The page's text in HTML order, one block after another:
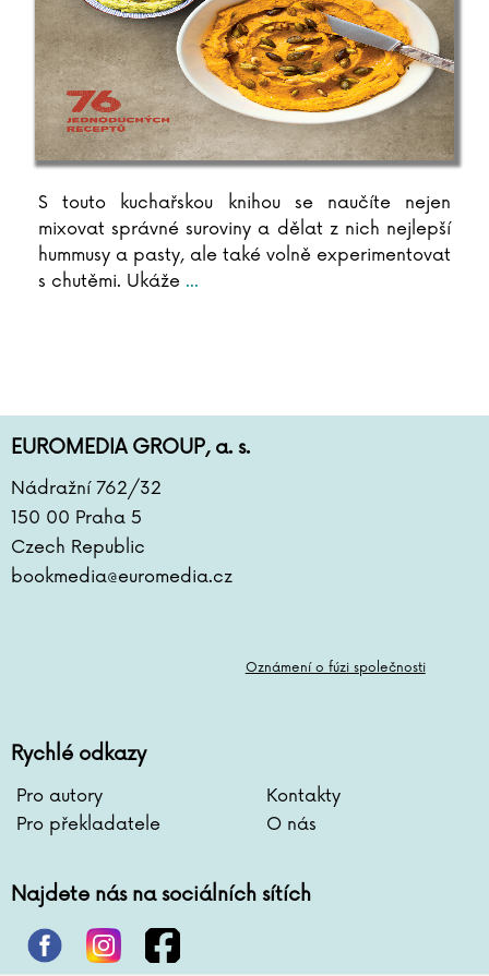
Arthur C. Clarke
Pierre Clostermann
Joel H. Cohen
Rowan Coleman
Christian Cornia
Bernard Cornwell
Gilles Delphine Cotteová
Matteo Crivellini
Iza Czajková
Sabrina Sue Danielsová
Antoine de Saint-Exupéry
Lara Dearmanová
Ester Demjanová
Jutta Diekmann
Silja du Mont
Adolf Dudek
Radovan Dunaj
Jiří Dvořák
Emilia Dziubaková
S touto kuchařskou knihou se naučíte nejen
mixovat správné suroviny a dělat z nich nejlepší
hummusy a pasty, ale také volně experimentovat
s chutěmi. Ukáže ...
EUROMEDIA GROUP, a. s.
Nádražní 762/32
150 00 Praha 5
Czech Republic
bookmedia@euromedia.cz
Oznámení o fúzi společnosti
Rychlé odkazy
Pro autory
Kontakty
Pro překladatele
O nás
Najdete nás na sociálních sítích